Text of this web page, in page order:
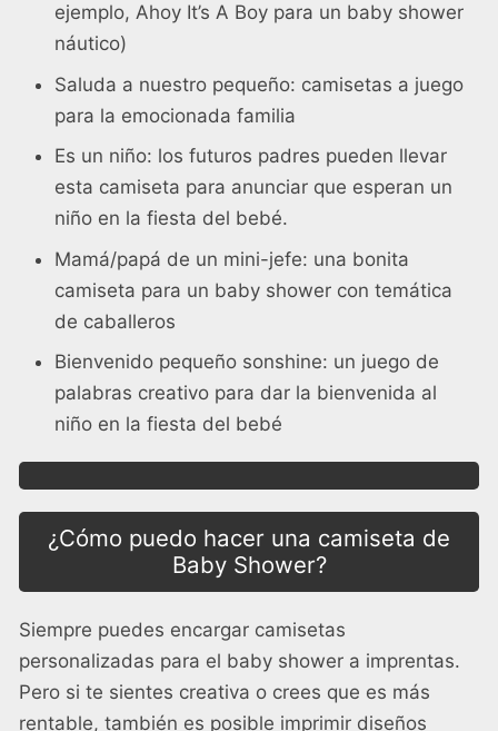
ejemplo, Ahoy It’s A Boy para un baby shower
náutico)
Saluda a nuestro pequeño: camisetas a juego
para la emocionada familia
Es un niño: los futuros padres pueden llevar
esta camiseta para anunciar que esperan un
niño en la fiesta del bebé.
Mamá/papá de un mini-jefe: una bonita
camiseta para un baby shower con temática
de caballeros
Bienvenido pequeño sonshine: un juego de
palabras creativo para dar la bienvenida al
niño en la fiesta del bebé
¿Cómo puedo hacer una camiseta de
Baby Shower?
Siempre puedes encargar camisetas
personalizadas para el baby shower a imprentas.
Pero si te sientes creativa o crees que es más
rentable, también es posible imprimir diseños